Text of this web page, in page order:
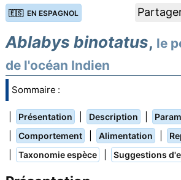
🇪🇸 EN ESPAGNOL
Ablabys binotatus, le
de l'océan Indien
Sommaire :
Présentation Description
Comportement Alimentation
Taxonomie espèce Suggestions